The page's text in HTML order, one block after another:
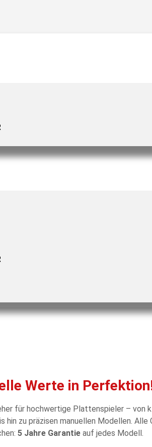
Werte in
für hochwertige Plattenspieler – von
hin zu präzisen manuellen Modellen. Alle
5 Jahre Garantie auf jedes Modell.